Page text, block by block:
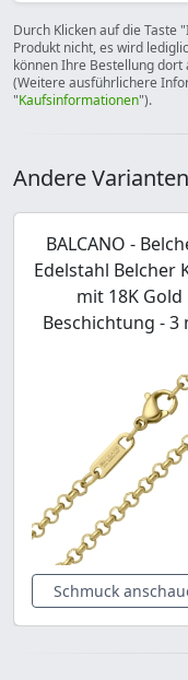
Durch Klicken auf die Taste
Produkt nicht, es wird
können Ihre Bestellung dort
(Weitere ausführlichere
"Kaufsinformationen").
Andere Varianten
BALCANO -
Edelstahl Belcher
mit 18K Gold
Beschichtung - 3
Schmuck